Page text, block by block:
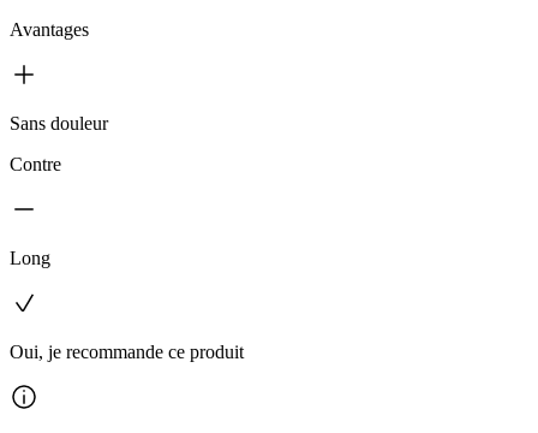
Avantages
Sans douleur
Contre
Long
Oui, je recommande ce produit